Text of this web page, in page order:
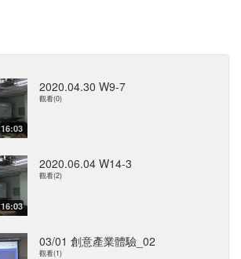
16:03
2020.04.30 W9-7
觀看(0)
16:03
2020.06.04 W14-3
觀看(2)
03/01 創意產業體驗_02
觀看(1)